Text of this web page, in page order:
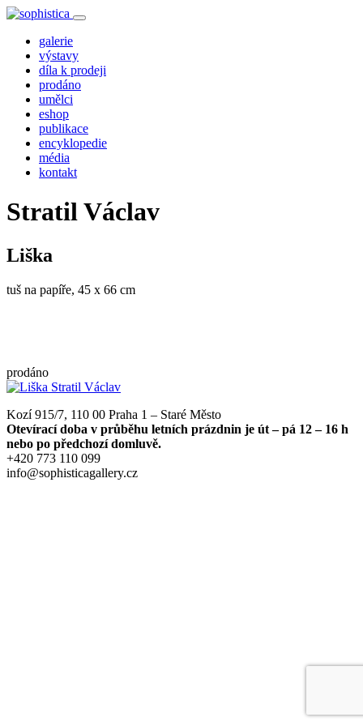
galerie
výstavy
díla k prodeji
prodáno
umělci
eshop
publikace
encyklopedie
média
kontakt
Stratil Václav
Liška
tuš na papíře, 45 x 66 cm
prodáno
Kozí 915/7, 110 00 Praha 1 – Staré Město
Otevírací doba v průběhu letních prázdnin je út – pá 12 – 16 h
nebo po předchozí domluvě.
+420 773 110 099
info@sophisticagallery.cz